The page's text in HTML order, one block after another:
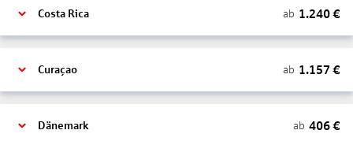
Costa Rica ab 1.240€
Curaçao ab 1.157 €
Dänemark ab 406€